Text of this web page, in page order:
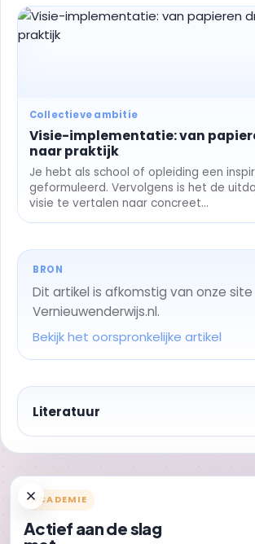
Collectieve ambitie
Visie-implementatie: van
naar praktijk
Je hebt als school of opleiding een
geformuleerd. Vervolgens is het de
visie te vertalen naar concreet...
BRON
Dit artikel is afkomstig van onze site
Vernieuwenderwijs.nl.
Bekijk het oorspronkelijke artikel
Literatuur
ACADEMIE
Actief aan de slag